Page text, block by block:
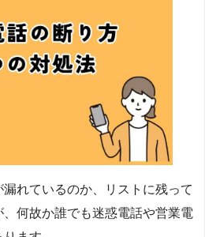
れているのか、リストに残って
何故か誰でも迷惑電話や営業電